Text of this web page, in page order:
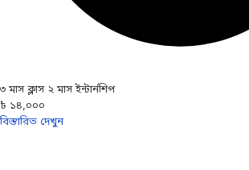
৩ মাস ক্লাস ২ মাস ইন্টার্নশিপ
৳ ১৪,০০০
বিস্তারিত দেখুন